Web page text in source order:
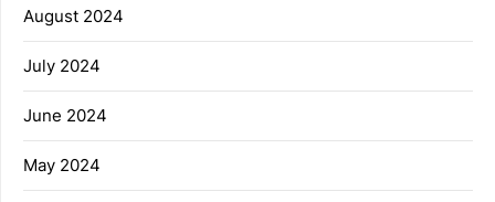
August 2024
July 2024
June 2024
May 2024